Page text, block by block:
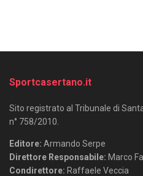
Sportcasertano.it
Sito registrato al Tribunale di
n° 758/2010.
Editore: Armando Serpe
Direttore Responsabile: Marco
Condirettore: Raffaele Veccia